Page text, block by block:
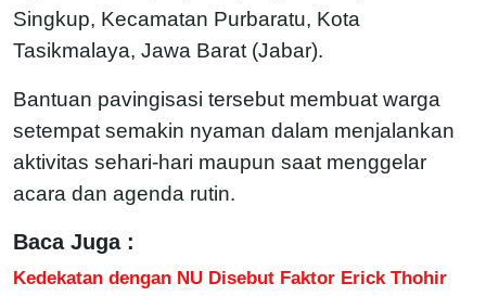
Singkup, Kecamatan Purbaratu, Kota
Tasikmalaya, Jawa Barat (Jabar).
Bantuan pavingisasi tersebut membuat warga
setempat semakin nyaman dalam menjalankan
aktivitas sehari-hari maupun saat menggelar
acara dan agenda rutin.
Baca Juga :
Kedekatan dengan NU Disebut Faktor Erick Thohir